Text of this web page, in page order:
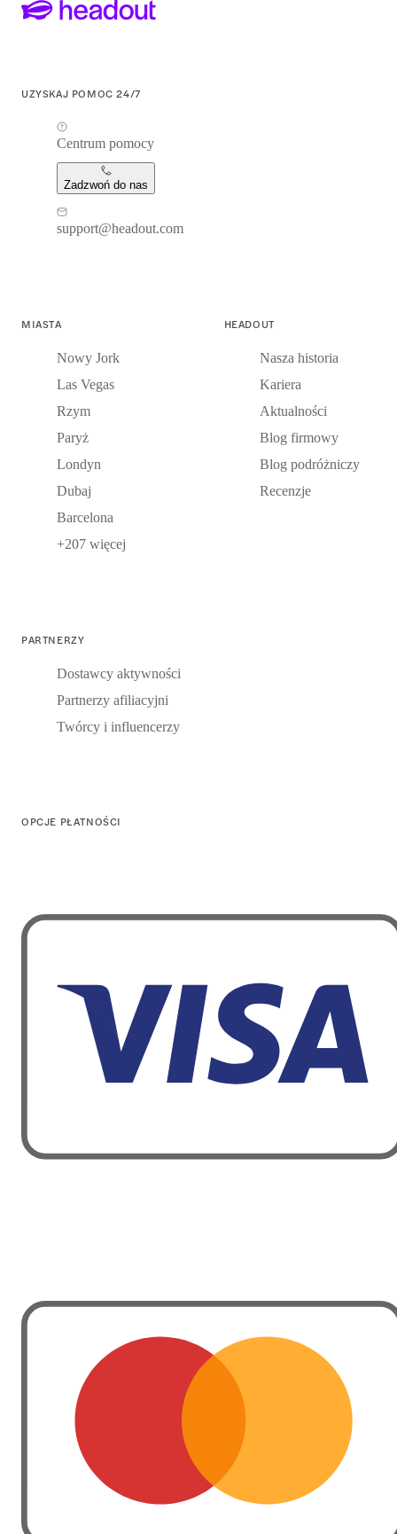
UZYSKAJ POMOC 24/7
Centrum pomocy
Zadzwoń do nas
support@headout.com
MIASTA
Nowy Jork
Las Vegas
Rzym
Paryż
Londyn
Dubaj
Barcelona
+207 więcej
HEADOUT
Nasza historia
Kariera
Aktualności
Blog firmowy
Blog podróżniczy
Recenzje
PARTNERZY
Dostawcy aktywności
Partnerzy afiliacyjni
Twórcy i influencerzy
OPCJE PŁATNOŚCI